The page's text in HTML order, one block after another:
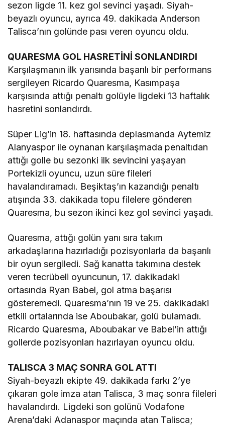
sezon ligde 11. kez gol sevinci yaşadı. Siyah-
beyazlı oyuncu, ayrıca 49. dakikada Anderson
Talisca’nın golünde pası veren oyuncu oldu.
QUARESMA GOL HASRETİNİ SONLANDIRDI
Karşılaşmanın ilk yarısında başarılı bir performans
sergileyen Ricardo Quaresma, Kasımpaşa
karşısında attığı penaltı golüyle ligdeki 13 haftalık
hasretini sonlandırdı.
Süper Lig’in 18. haftasında deplasmanda Aytemiz
Alanyaspor ile oynanan karşılaşmada penaltıdan
attığı golle bu sezonki ilk sevincini yaşayan
Portekizli oyuncu, uzun süre fileleri
havalandıramadı. Beşiktaş’ın kazandığı penaltı
atışında 33. dakikada topu filelere gönderen
Quaresma, bu sezon ikinci kez gol sevinci yaşadı.
Quaresma, attığı golün yanı sıra takım
arkadaşlarına hazırladığı pozisyonlarla da başarılı
bir oyun sergiledi. Sağ kanatta takımına destek
veren tecrübeli oyuncunun, 17. dakikadaki
ortasında Ryan Babel, gol atma başarısı
gösteremedi. Quaresma’nın 19 ve 25. dakikadaki
etkili ortalarında ise Aboubakar, golü bulamadı.
Ricardo Quaresma, Aboubakar ve Babel’in attığı
gollerde pozisyonları hazırlayan oyuncu oldu.
TALISCA 3 MAÇ SONRA GOL ATTI
Siyah-beyazlı ekipte 49. dakikada farkı 2’ye
çıkaran gole imza atan Talisca, 3 maç sonra fileleri
havalandırdı. Ligdeki son golünü Vodafone
Arena’daki Adanaspor maçında atan Talisca;